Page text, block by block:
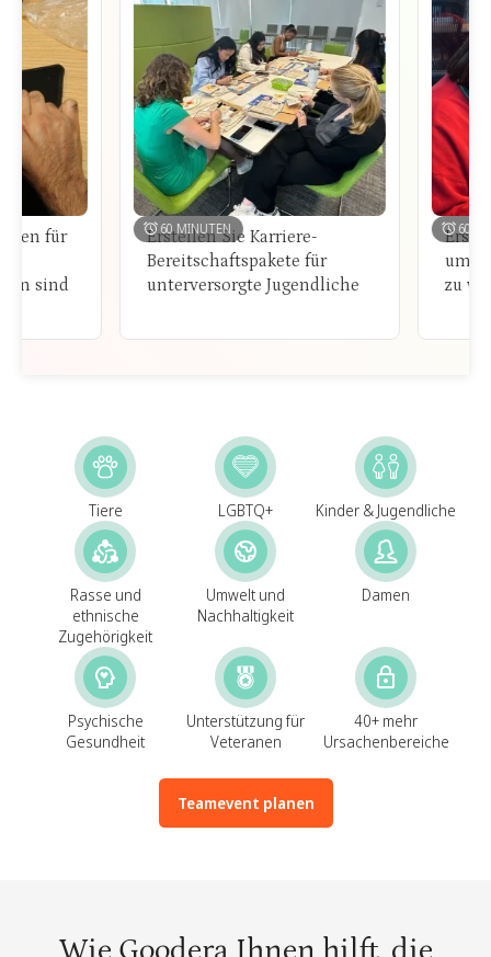
für 60 MINUTEN
Erstellen Sie Karriere-
Bereitschaftspakete für
unterversorgte Jugendliche
60
Erstellen
um die
zu wecken
Tiere LGBTQ+ Kinder & Jugendliche
Rasse und
ethnische
Zugehörigkeit
Umwelt und
Nachhaltigkeit
Damen
Psychische
Gesundheit
Unterstützung für
Veteranen
40+ mehr
Ursachenbereiche
Teamevent planen